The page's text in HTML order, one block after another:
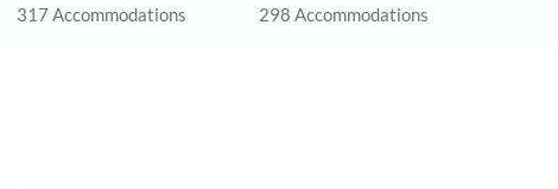
317 Accommodations 298 Accommodations